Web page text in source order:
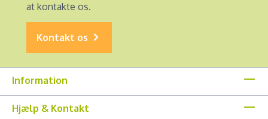
at kontakte os.
Kontakt os
Information
Hjælp & Kontakt